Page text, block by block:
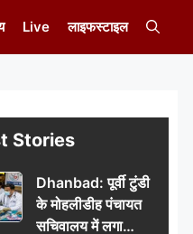
Live लाइफस्टाइल
Stories
Dhanbad: पूर्वी टुंडी
के मोहलीडीह पंचायत
सचिवालय में लगा